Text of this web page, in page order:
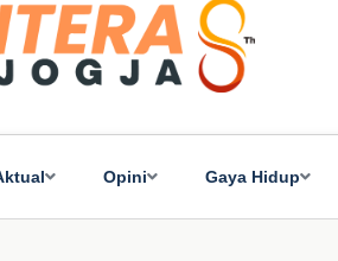
Opini Gaya Hidup